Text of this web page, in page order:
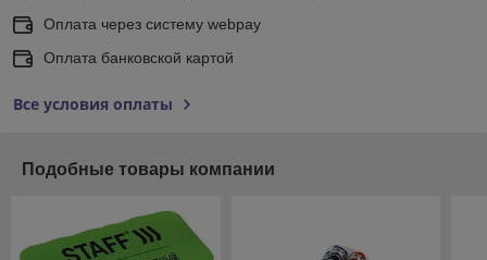
Оплата через систему webpay
Оплата банковской картой
Все условия оплаты
Подобные товары компании